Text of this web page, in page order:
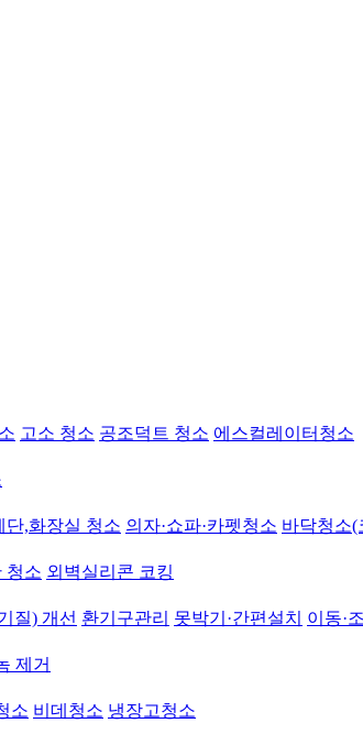
고소 청소 공조덕트 청소 에스컬레이터청소
단,화장실 청소 의자·쇼파·카펫청소 바닥청소(
청소 외벽실리콘 코킹
질) 개선 환기구관리 못박기·간편설치 이동·
제거
소 비데청소 냉장고청소